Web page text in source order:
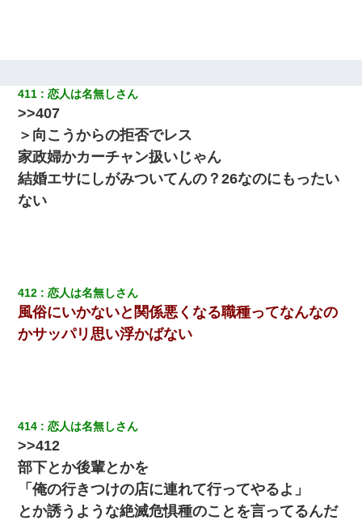
に → 新人「ドンッ！」私「！？」→ 突然、突き飛ばされて左手
の甲を踏みつけられて…
近所のお寺に住み込みで手伝いしてる知的障害のオッサンがい
た。ある日、オッサンが火かき棒を持って顔を真っ赤にしながら
走り回っていて…
411 恋人は名無しさん
>>407
＞向こうからの拒否でレス
家政婦かカーチャン扱いじゃん
結婚エサにしがみついてんの？26なのにもったい
ない
412 恋人は名無しさん
風俗にいかないと関係悪くなる職種ってなんなの
かサッパリ思い浮かばない
414 恋人は名無しさん
>>412
部下とか後輩とかを
「俺の行きつけの店に連れて行ってやるよ」
とか誘うような絶滅危惧種のことを言ってるんだ